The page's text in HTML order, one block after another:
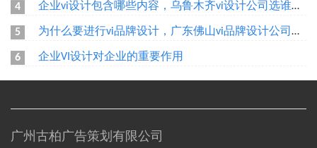
4 企业vi设计包含哪些内容，乌鲁木齐vi设计公司选谁好？
5 为什么要进行vi品牌设计，广东佛山vi品牌设计公司选谁好？
6 企业VI设计对企业的重要作用
广州古柏广告策划有限公司